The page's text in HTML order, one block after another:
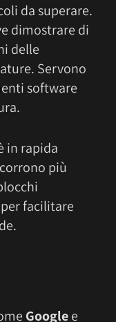
da superare.
dimostrare di
delle
Servono
software
in rapida
più
facilitare
Googlee